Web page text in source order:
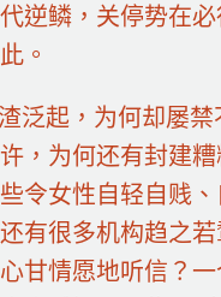
逆鳞，关停势在
。
泛起，为何却屡
，为何还有封建
令女性自轻自贱
有很多机构趋之
甘情愿地听信？